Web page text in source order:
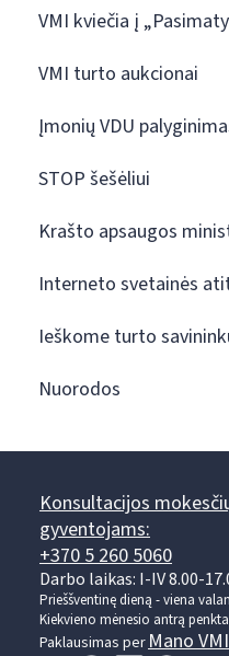
VMI kviečia į
VMI turto aukcionai
Įmonių VDU
STOP šešėliui
Krašto apsaugos
Interneto svetainės
Ieškome turto
Nuorodos
Konsultacijos
gyventojams:
+370 5 260 5060
Darbo laikas: I-IV 8.00-
Prieššventinę dieną - viena
Kiekvieno mėnesio antrą
Paklausimas perMano VMI